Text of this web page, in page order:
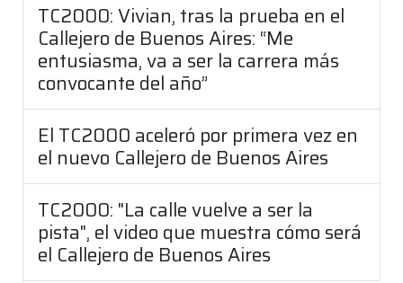
TC2000: Vivian, tras la prueba en el
Callejero de Buenos Aires: “Me
entusiasma, va a ser la carrera más
convocante del año”
El TC2000 aceleró por primera vez en
el nuevo Callejero de Buenos Aires
TC2000: "La calle vuelve a ser la
pista", el video que muestra cómo será
el Callejero de Buenos Aires